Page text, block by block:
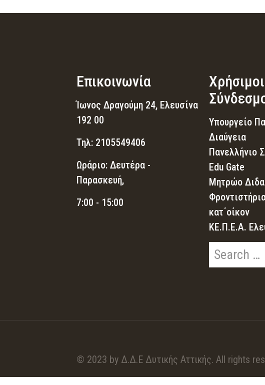
Επικοινωνία
Ίωνος Δραγούμη 24, Ελευσίνα
192 00
Τηλ: 2105549406
Ωράριο: Δευτέρα -
Παρασκευή,
7:00 - 15:00
Χρήσιμοι
Υπουργείο
Διαύγεια
Πανελλήνιο
Edu Gate
Μητρώο
κατ΄οίκον
ΚΕ.Π.Ε.Α.
© 2023 by Δ.Δ.Ε Δυτικής Αττικής. All